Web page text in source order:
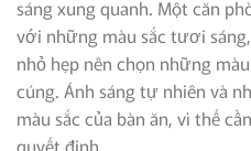
sáng xung quanh. Một căn
với những màu sắc tươi
nhỏ hẹp nên chọn những
cúng. Ánh sáng tự nhiên và
màu sắc của bàn ăn, vì thế
quyết định.